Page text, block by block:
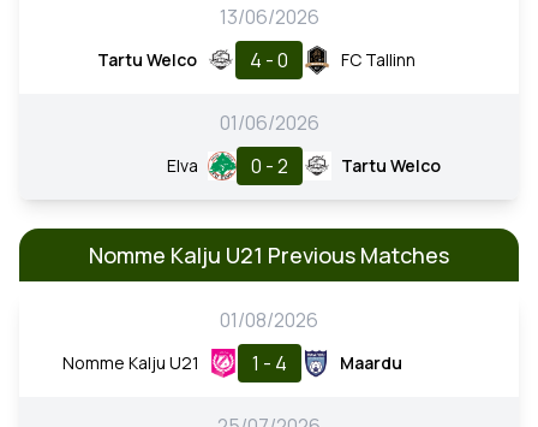
13/06/2026
Tartu Welco 4 - 0 FC Tallinn
01/06/2026
Elva 0 - 2 Tartu Welco
Nomme Kalju U21 Previous Matches
01/08/2026
Nomme Kalju U21 1 - 4 Maardu